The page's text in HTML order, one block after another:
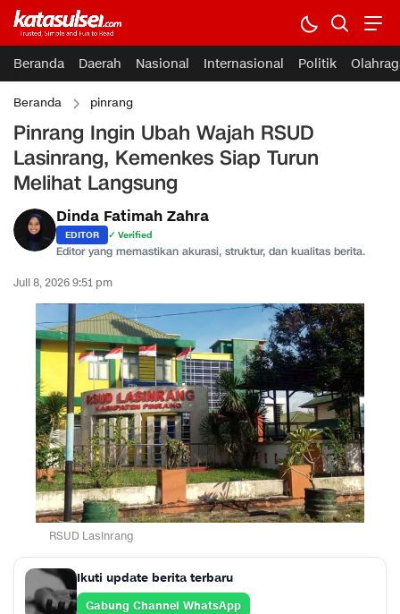
Beranda Daerah Nasional Internasional Politik
Beranda pinrang
Pinrang Ingin Ubah Wajah RSUD
Lasinrang, Kemenkes Siap Turun
Melihat Langsung
Dinda Fatimah Zahra
EDITOR ✓ Verified
Editor yang memastikan akurasi, struktur, dan kualitas berita.
Juli 8, 2026 9:51 pm
RSUD Lasinrang
Ikuti update berita terbaru
Gabung Channel WhatsApp